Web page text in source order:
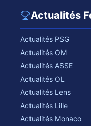
Actualités
Actualités PSG
Actualités OM
Actualités ASSE
Actualités OL
Actualités Lens
Actualités Lille
Actualités Monaco